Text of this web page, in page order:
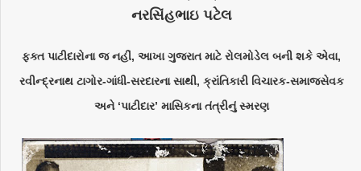
નરસિંહભાઇ પટેલ
ફક્ત પાટીદારોના જ નહીં, આખા ગુજરાત માટે રોલમોડેલ બની શકે એવા,
રવીન્દ્રનાથ ટાગોર-ગાંધી-સરદારના સાથી, ક્રાંતિકારી વિચારક-સમાજસેવક
અને ‘પાટીદાર’ માસિકના તંત્રીનું સ્મરણ